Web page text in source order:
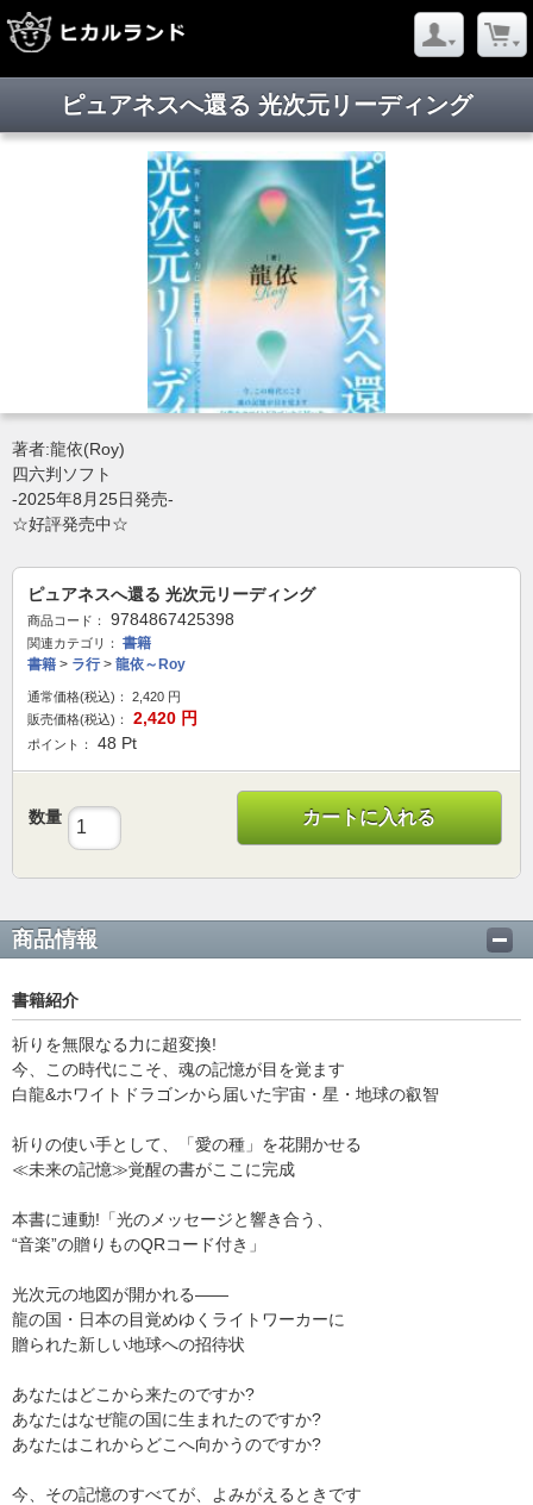
ピュアネスへ還る 光次元リーディング
著者:龍依(Roy)
四六判ソフト
-2025年8月25日発売-
☆好評発売中☆
ピュアネスへ還る 光次元リーディング
商品コード： 9784867425398
関連カテゴリ：
書籍
書籍 > ラ行> 龍依～Roy
通常価格(税込)： 2,420 円
販売価格(税込)：
2,420 円
ポイント： 48 Pt
数量 カートに入れる
商品情報
書籍紹介
祈りを無限なる力に超変換!
今、この時代にこそ、魂の記憶が目を覚ます
白龍&ホワイトドラゴンから届いた宇宙・星・地球の叡智
祈りの使い手として、「愛の種」を花開かせる
≪未来の記憶≫覚醒の書がここに完成
本書に連動!「光のメッセージと響き合う、
“音楽”の贈りものQRコード付き」
光次元の地図が開かれる——
龍の国・日本の目覚めゆくライトワーカーに
贈られた新しい地球への招待状
あなたはどこから来たのですか?
あなたはなぜ龍の国に生まれたのですか?
あなたはこれからどこへ向かうのですか?
今、その記憶のすべてが、よみがえるときです